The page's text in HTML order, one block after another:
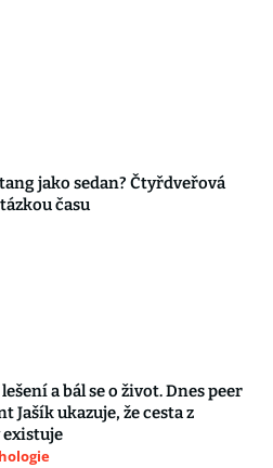
jako sedan? Čtyřdveřová
času
a bál se o život. Dnes peer
Jašík ukazuje, že cesta z
existuje